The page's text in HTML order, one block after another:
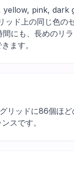
pink, dark
ッド上の同じ色の
にも、長めのリ
ます。
リッドに86個ほ
スです。